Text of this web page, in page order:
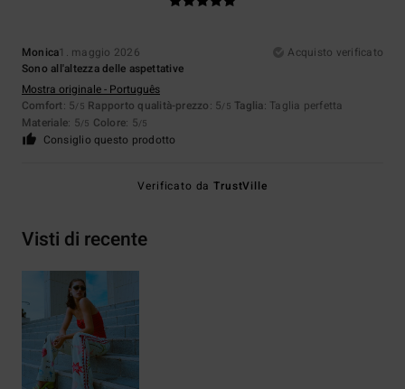
Monica1. maggio 2026
Acquisto verificato
Sono all'altezza delle aspettative
Mostra originale - Português
Comfort: 5/5 Rapporto qualità-prezzo: 5/5 Taglia: Taglia perfetta
Materiale: 5/5 Colore: 5/5
Consiglio questo prodotto
Verificato daTrustVille
Visti di recente